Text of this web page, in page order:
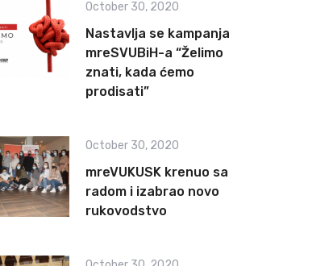
October 30, 2020
Nastavlja se kampanja
mreSVUBiH-a “Želimo
znati, kada ćemo
prodisati”
October 30, 2020
mreVUKUSK krenuo sa
radom i izabrao novo
rukovodstvo